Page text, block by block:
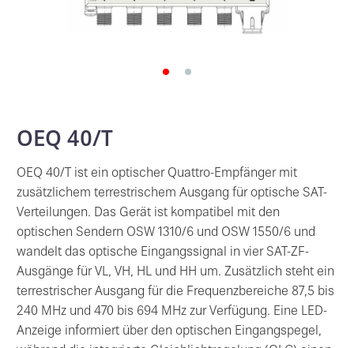
OEQ 40/T
OEQ 40/T ist ein optischer Quattro-Empfänger mit
zusätzlichem terrestrischem Ausgang für optische SAT-
Verteilungen. Das Gerät ist kompatibel mit den
optischen Sendern OSW 1310/6 und OSW 1550/6 und
wandelt das optische Eingangssignal in vier SAT-ZF-
Ausgänge für VL, VH, HL und HH um. Zusätzlich steht ein
terrestrischer Ausgang für die Frequenzbereiche 87,5 bis
240 MHz und 470 bis 694 MHz zur Verfügung. Eine LED-
Anzeige informiert über den optischen Eingangspegel,